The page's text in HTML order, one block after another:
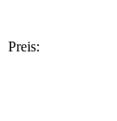
Preis: